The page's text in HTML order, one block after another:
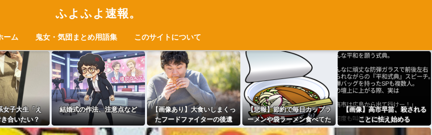
ふよふよ速報。
ーム 鬼女・気団まとめ用語集 このサイトについて
女子大生「え
き合いたい？
なんだけどい
結婚式の作法、注意点など
【画像あり】大食いしまくっ
たフードファイターの後遺
症、ついに明かされ始め
【悲報】節約で毎日カップラ
ーメンや袋ラーメン食べてた
ワイ『ある事実』に気付くｗ
【画像】高市早苗、殺される
ことに怯え始める